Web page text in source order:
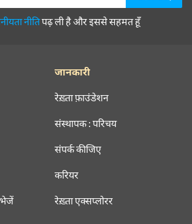
नीतिपढ़ ली है और इससे सहमत हूँ
भेजें
जानकारी
रेख़्ता फ़ाउंडेशन
संस्थापक : परिचय
संपर्क कीजिए
करियर
रेख़्ता एक्सप्लोरर